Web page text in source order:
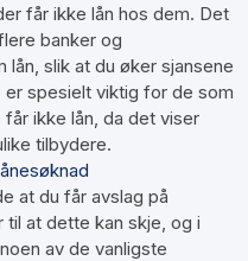
får ikke lån hos dem. Det
banker og
slik at du øker sjansene
spesielt viktig for de som
ikke lån, da det viser
tilbydere.
at du får avslag på
til at dette kan skje, og i
av de vanligste